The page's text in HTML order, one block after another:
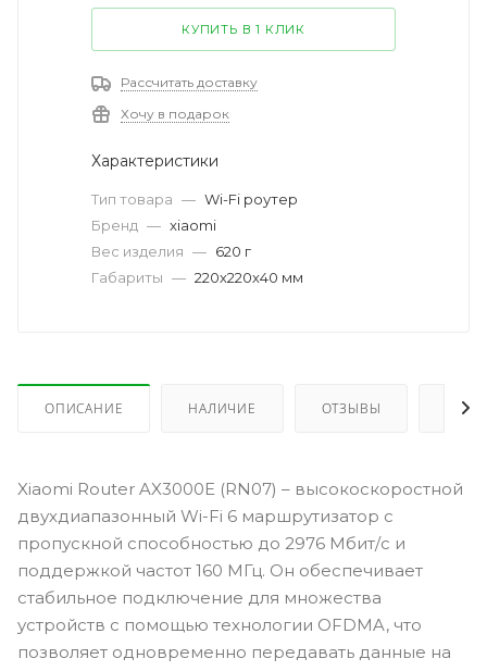
КУПИТЬ В 1 КЛИК
Рассчитать доставку
Хочу в подарок
Характеристики
Тип товара — Wi-Fi роутер
Бренд — xiaomi
Вес изделия — 620 г
Габариты — 220х220х40 мм
ОПИСАНИЕ НАЛИЧИЕ ОТЗЫВЫ КАК
Xiaomi Router AX3000E (RN07) – высокоскоростной
двухдиапазонный Wi-Fi 6 маршрутизатор с
пропускной способностью до 2976 Мбит/с и
поддержкой частот 160 МГц. Он обеспечивает
стабильное подключение для множества
устройств с помощью технологии OFDMA, что
позволяет одновременно передавать данные на